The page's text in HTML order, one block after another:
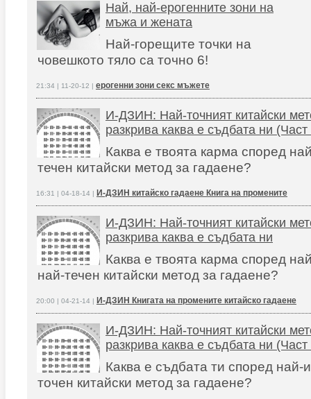
Най, най-ерогенните зони на
мъжа и жената
Най-горещите точки на
човешкото тяло са точно 6!
21:34 | 11-20-12 | ерогенни зони секс мъжете
И-ДЗИН: Най-точният китайски
разкрива каква е съдбата ни (Част
Каква е твоята карма според
течен китайски метод за гадаене?
16:31 | 04-18-14 | И-ДЗИН китайско гадаене Книга на промените
И-ДЗИН: Най-точният китайски
разкрива каква е съдбата ни
Каква е твоята карма според
най-течен китайски метод за гадаене?
20:00 | 04-21-14 | И-ДЗИН Книгата на промените китайско гадаене
И-ДЗИН: Най-точният китайски
разкрива каква е съдбата ни (Част
Каква е съдбата ти според най-
точен китайски метод за гадаене?